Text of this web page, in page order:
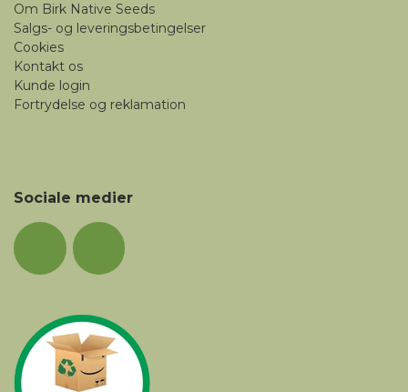
Om Birk Native Seeds
Salgs- og leveringsbetingelser
Cookies
Kontakt os
Kunde login
Fortrydelse og reklamation
Sociale medier